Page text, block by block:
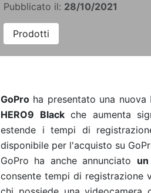
Pubblicato il: 28/10/2021
Prodotti
GoPro ha presentato una
HERO9 Blackche aumenta
estende i tempi di
disponibile per l'acquisto su
GoPro ha anche annunciato
consente tempi di registrazione